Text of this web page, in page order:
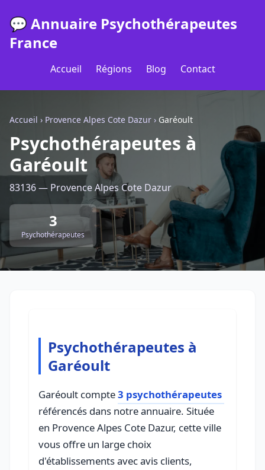
💬 Annuaire Psychothérapeutes
France
Accueil Régions Blog Contact
Accueil › Provence Alpes Cote Dazur › Garéoult
Psychothérapeutes à
Garéoult
83136 — Provence Alpes Cote Dazur
3
Psychothérapeutes
Psychothérapeutes à
Garéoult
Garéoult compte3 psychothérapeutes
référencés dans notre annuaire. Située
en Provence Alpes Cote Dazur, cette ville
vous offre un large choix
d'établissements avec avis clients,